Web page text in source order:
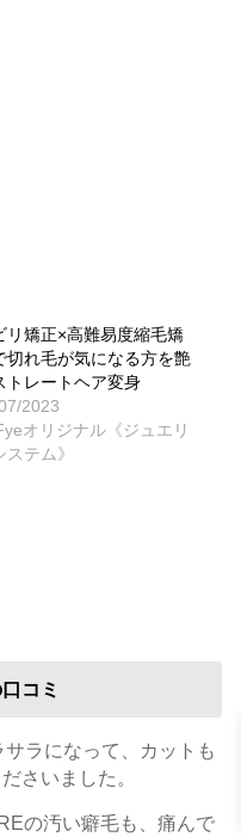
リ矯正×高難易度縮毛矯
切れ毛が気になる方を艶
トレートヘア変身
2023
オリジナル《ジュエリ
ステム》
コミ
ラになって、カットも
さいました。
の汚い癖毛も、痛んで